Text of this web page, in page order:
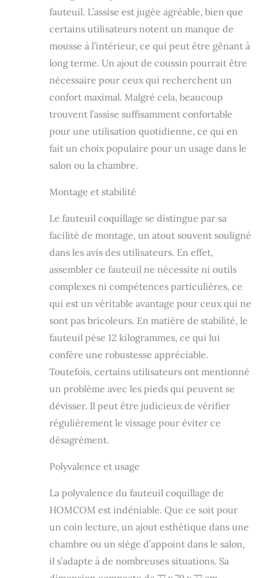
l'assise (densité
pieds effilés &
inclinés en métal
doré avec
extrémités de
nivellement
antidérapants
(hauteur réglable
de 5 mm) :
maximum de
stabilité, utilisation
RAPIDE : manuel
d'assemblage
fauteuil. L’assise est jugée agréable, bien que
certains utilisateurs notent un manque de
mousse à l’intérieur, ce qui peut être gênant à
long terme. Un ajout de coussin pourrait être
nécessaire pour ceux qui recherchent un
confort maximal. Malgré cela, beaucoup
trouvent l’assise suffisamment confortable
pour une utilisation quotidienne, ce qui en
fait un choix populaire pour un usage dans le
salon ou la chambre.
Montage et stabilité
Le fauteuil coquillage se distingue par sa
facilité de montage, un atout souvent souligné
dans les avis des utilisateurs. En effet,
assembler ce fauteuil ne nécessite ni outils
complexes ni compétences particulières, ce
qui est un véritable avantage pour ceux qui ne
sont pas bricoleurs. En matière de stabilité, le
fauteuil pèse 12 kilogrammes, ce qui lui
confère une robustesse appréciable.
Toutefois, certains utilisateurs ont mentionné
un problème avec les pieds qui peuvent se
dévisser. Il peut être judicieux de vérifier
régulièrement le vissage pour éviter ce
désagrément.
Polyvalence et usage
La polyvalence du fauteuil coquillage de
HOMCOM est indéniable. Que ce soit pour
un coin lecture, un ajout esthétique dans une
chambre ou un siège d’appoint dans le salon,
il s’adapte à de nombreuses situations. Sa